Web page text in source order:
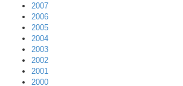
2007
2006
2005
2004
2003
2002
2001
2000